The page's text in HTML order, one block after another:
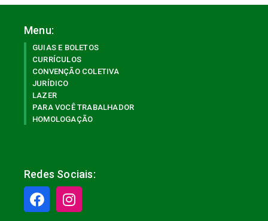
Menu:
GUIAS E BOLETOS
CURRÍCULOS
CONVENÇÃO COLETIVA
JURÍDICO
LAZER
PARA VOCÊ TRABALHADOR
HOMOLOGAÇÃO
Redes Sociais: